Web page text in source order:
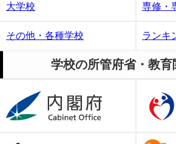
大学校 専修・
その他・各種学校 ランキ
学校の所管府省・教育